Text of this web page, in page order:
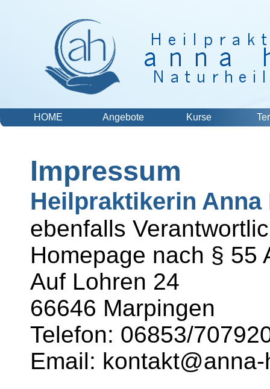
HOME Angebote Kurse
Impressum
Heilpraktikerin Anna
ebenfalls
Homepage nach § 55
Auf Lohren 24
66646 Marpingen
Telefon: 06853/
Email: